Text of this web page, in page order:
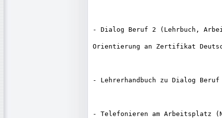
- Dialog Beruf 2 (Lehrbuch,
Orientierung an Zertifikat
- Lehrerhandbuch zu Dialog Beruf
- Telefonieren am Arbeitsplatz